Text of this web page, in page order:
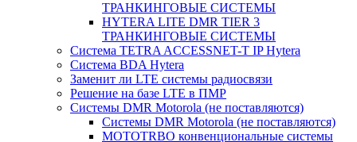
ТРАНКИНГОВЫЕ СИСТЕМЫ
HYTERA LITE DMR TIER 3
ТРАНКИНГОВЫЕ СИСТЕМЫ
Система TETRA ACCESSNET-T IP Hytera
Система BDA Hytera
Заменит ли LTE системы радиосвязи
Решение на базе LTE в ПМР
Системы DMR Motorola (не поставляются)
Системы DMR Motorola (не поставляются)
MOTOTRBO конвенциональные системы